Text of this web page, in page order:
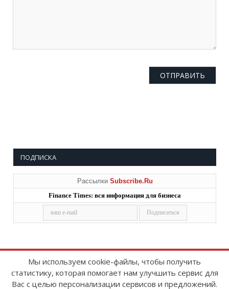
ПОДПИСКА
Рассылки Subscribe.Ru
Finance Times: вся информация для бизнеса
Copyright © 2008-2026FinanceTimes
Мы используем cookie-файлы, чтобы получить
статистику, которая помогает нам улучшить сервис для
Вас с целью персонализации сервисов и предложений.